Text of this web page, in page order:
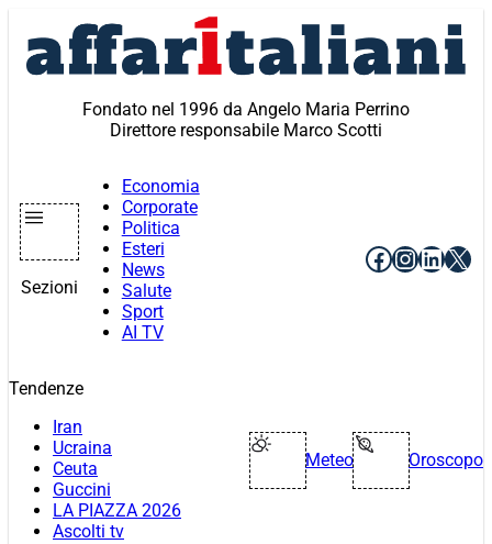
contenuto
Fondato nel 1996 da Angelo Maria Perrino
Direttore responsabile Marco Scotti
Sezioni
Economia
Corporate
Politica
Esteri
News
Salute
Sport
AI TV
Facebook
X
Tendenze
Iran
Ucraina
Ceuta
Guccini
LA PIAZZA 2026
Ascolti tv
Meteo Oroscopo